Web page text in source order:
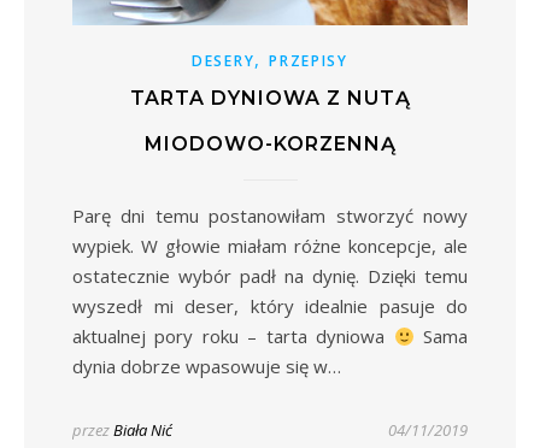
DESERY,PRZEPISY
TARTA DYNIOWA Z NUTĄ
MIODOWO-KORZENNĄ
Parę dni temu postanowiłam stworzyć nowy
wypiek. W głowie miałam różne koncepcje, ale
ostatecznie wybór padł na dynię. Dzięki temu
wyszedł mi deser, który idealnie pasuje do
aktualnej pory roku – tarta dyniowa
Sama
dynia dobrze wpasowuje się w…
przezBiała Nić 04/11/2019